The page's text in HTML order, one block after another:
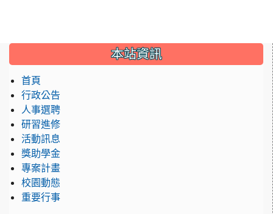
::: 本站資訊
首頁
行政公告
人事選聘
研習進修
活動訊息
獎助學金
專案計畫
校園動態
重要行事